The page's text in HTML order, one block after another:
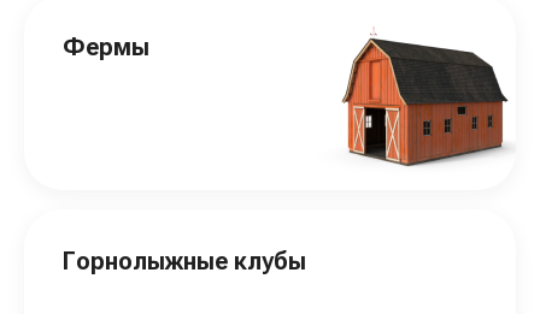
Фермы
Горнолыжные клубы